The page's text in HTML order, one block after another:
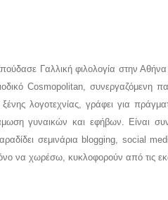
Γαλλική φιλολογία στην
Cosmopolitan, συνεργαζόμενη
λογοτεχνίας, γράφει για
γυναικών και εφήβων. Είναι
σεμινάρια blogging, social
να χωρέσω, κυκλοφορούν από τις